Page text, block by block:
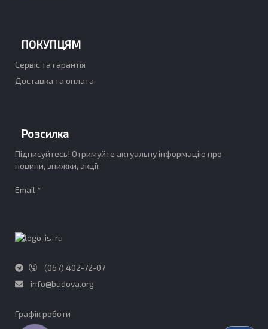
ПОКУПЦЯМ
Сервіс та гарантія
Доставка та оплата
Розсилка
Підписуйтесь! Отримуйте актуальну інформацію про
новини, знижки, акції.
Email *
(067) 402-72-07
info@budova.org
Графік роботи​